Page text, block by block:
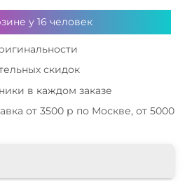
у 16 человек
скидок
в каждом заказе
от 3500 р по Москве, от 5000